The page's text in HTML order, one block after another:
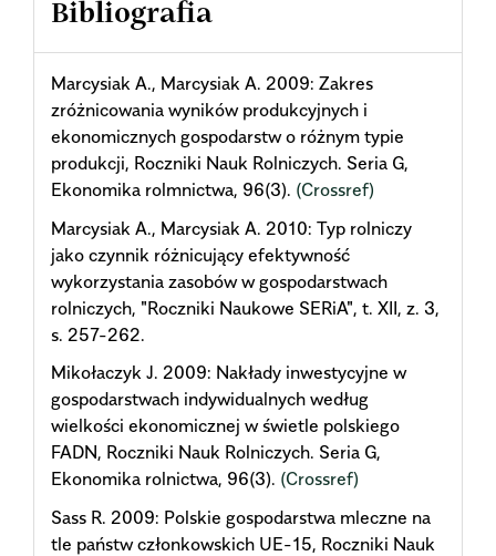
Bibliografia
Marcysiak A., Marcysiak A. 2009: Zakres
zróżnicowania wyników produkcyjnych i
ekonomicznych gospodarstw o różnym typie
produkcji, Roczniki Nauk Rolniczych. Seria G,
Ekonomika rolmnictwa, 96(3). (Crossref)
Marcysiak A., Marcysiak A. 2010: Typ rolniczy
jako czynnik różnicujący efektywność
wykorzystania zasobów w gospodarstwach
rolniczych, "Roczniki Naukowe SERiA", t. XII, z. 3,
s. 257-262.
Mikołaczyk J. 2009: Nakłady inwestycyjne w
gospodarstwach indywidualnych według
wielkości ekonomicznej w świetle polskiego
FADN, Roczniki Nauk Rolniczych. Seria G,
Ekonomika rolnictwa, 96(3). (Crossref)
Sass R. 2009: Polskie gospodarstwa mleczne na
tle państw członkowskich UE-15, Roczniki Nauk